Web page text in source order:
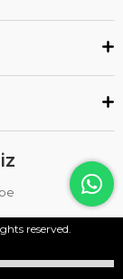
reserved.